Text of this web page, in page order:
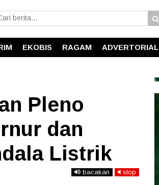
EKOBIS RAGAM ADVERTORIAL
Pleno
dan
Listrik
bacakan stop